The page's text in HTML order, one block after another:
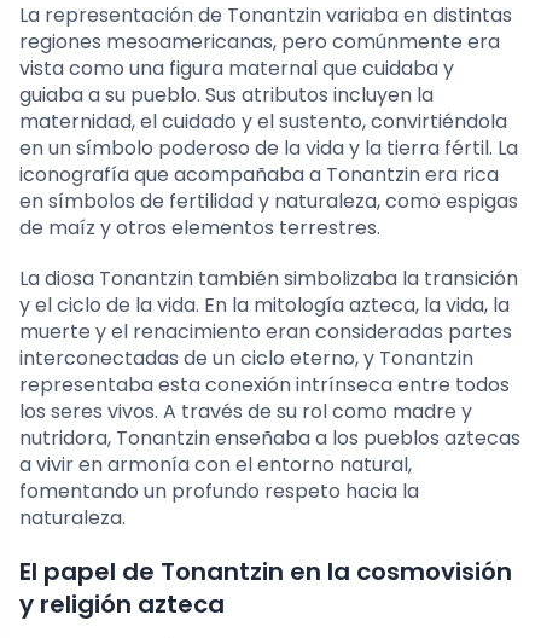
La representación de Tonantzin variaba en distintas
regiones mesoamericanas, pero comúnmente era
vista como una figura maternal que cuidaba y
guiaba a su pueblo. Sus atributos incluyen la
maternidad, el cuidado y el sustento, convirtiéndola
en un símbolo poderoso de la vida y la tierra fértil. La
iconografía que acompañaba a Tonantzin era rica
en símbolos de fertilidad y naturaleza, como espigas
de maíz y otros elementos terrestres.
La diosa Tonantzin también simbolizaba la transición
y el ciclo de la vida. En la mitología azteca, la vida, la
muerte y el renacimiento eran consideradas partes
interconectadas de un ciclo eterno, y Tonantzin
representaba esta conexión intrínseca entre todos
los seres vivos. A través de su rol como madre y
nutridora, Tonantzin enseñaba a los pueblos aztecas
a vivir en armonía con el entorno natural,
fomentando un profundo respeto hacia la
naturaleza.
El papel de Tonantzin en la cosmovisión
y religión azteca